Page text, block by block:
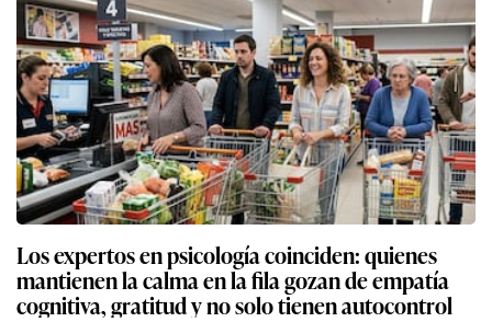
Los expertos en psicología coinciden: quienes
mantienen la calma en la fila gozan de empatía
cognitiva, gratitud y no solo tienen autocontrol